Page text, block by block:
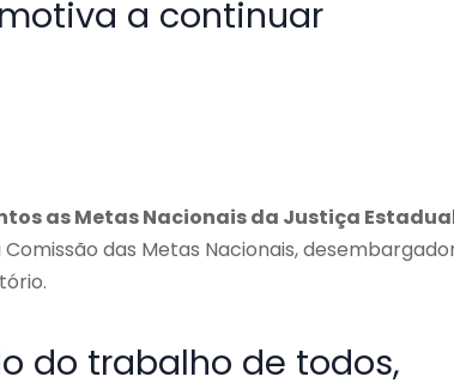
a continuar
as Metas Nacionais da Justiça
das Metas Nacionais,
do trabalho de todos,